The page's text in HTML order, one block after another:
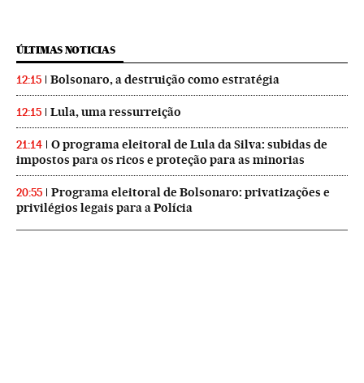
ÚLTIMAS NOTICIAS
12:15 Bolsonaro, a destruição como estratégia
12:15 Lula, uma ressurreição
21:14
O programa eleitoral de Lula da Silva: subidas de
impostos para os ricos e proteção para as minorias
20:55
Programa eleitoral de Bolsonaro: privatizações e
privilégios legais para a Polícia